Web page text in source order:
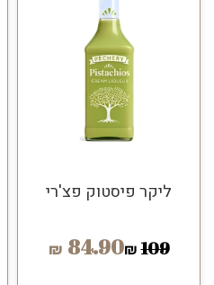
ליקר פיסטוק פצ'רי
109
₪
84.90
₪